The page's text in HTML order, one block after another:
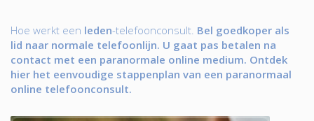
Hoe werkt een leden-telefoonconsult. Bel goedkoper als
lid naar normale telefoonlijn. U gaat pas betalen na
contact met een paranormale online medium. Ontdek
hier het eenvoudige stappenplan van een paranormaal
online telefoonconsult.